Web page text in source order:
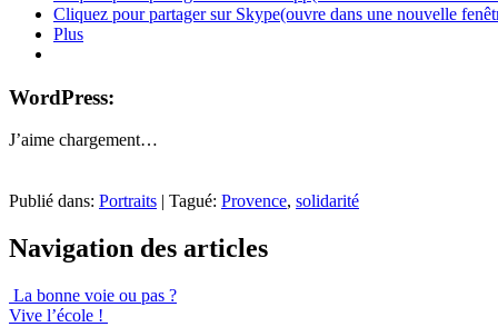
Cliquez pour partager sur Skype(ouvre dans une nouvelle
Plus
WordPress:
J’aime chargement…
Publié dans: Portraits Tagué: Provence, solidarité
Navigation des articles
La bonne voie ou pas ?
Vive l’école !